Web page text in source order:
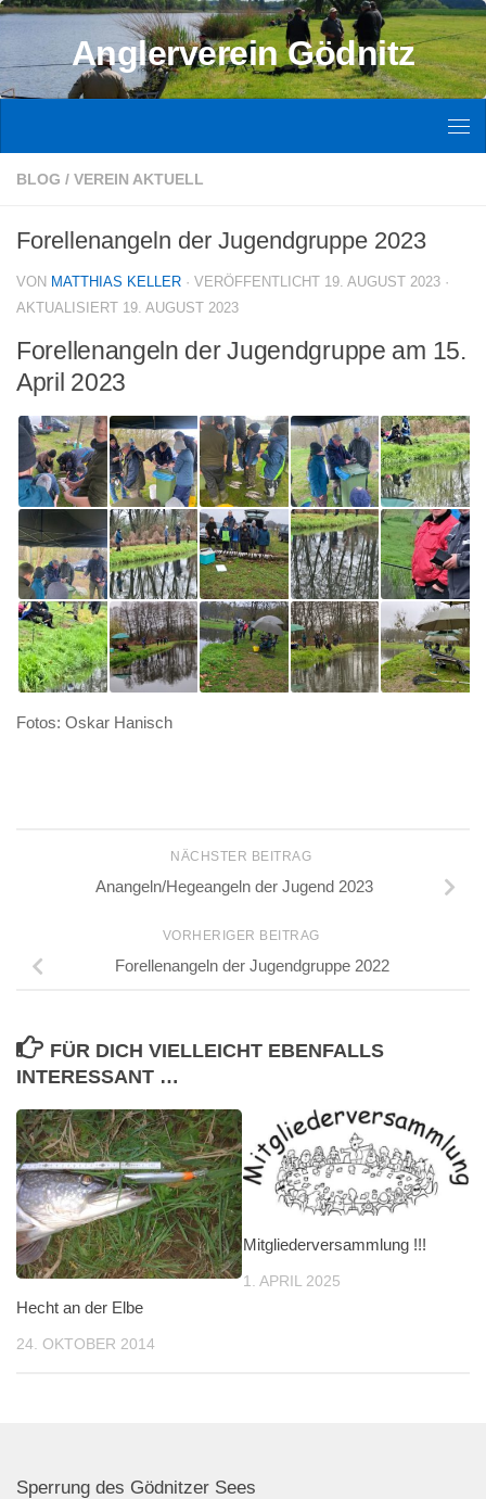
Zum Inhalt springen
Anglerverein Gödnitz
BLOG / VEREIN AKTUELL
Forellenangeln der Jugendgruppe 2023
VON MATTHIAS KELLER · VERÖFFENTLICHT 19. AUGUST 2023 ·
AKTUALISIERT 19. AUGUST 2023
Forellenangeln der Jugendgruppe am 15.
April 2023
Fotos: Oskar Hanisch
NÄCHSTER BEITRAG
Anangeln/Hegeangeln der Jugend 2023
VORHERIGER BEITRAG
Forellenangeln der Jugendgruppe 2022
FÜR DICH VIELLEICHT EBENFALLS
INTERESSANT …
Hecht an der Elbe
24. OKTOBER 2014
Mitgliederversammlung !!!
1. APRIL 2025
Sperrung des Gödnitzer Sees